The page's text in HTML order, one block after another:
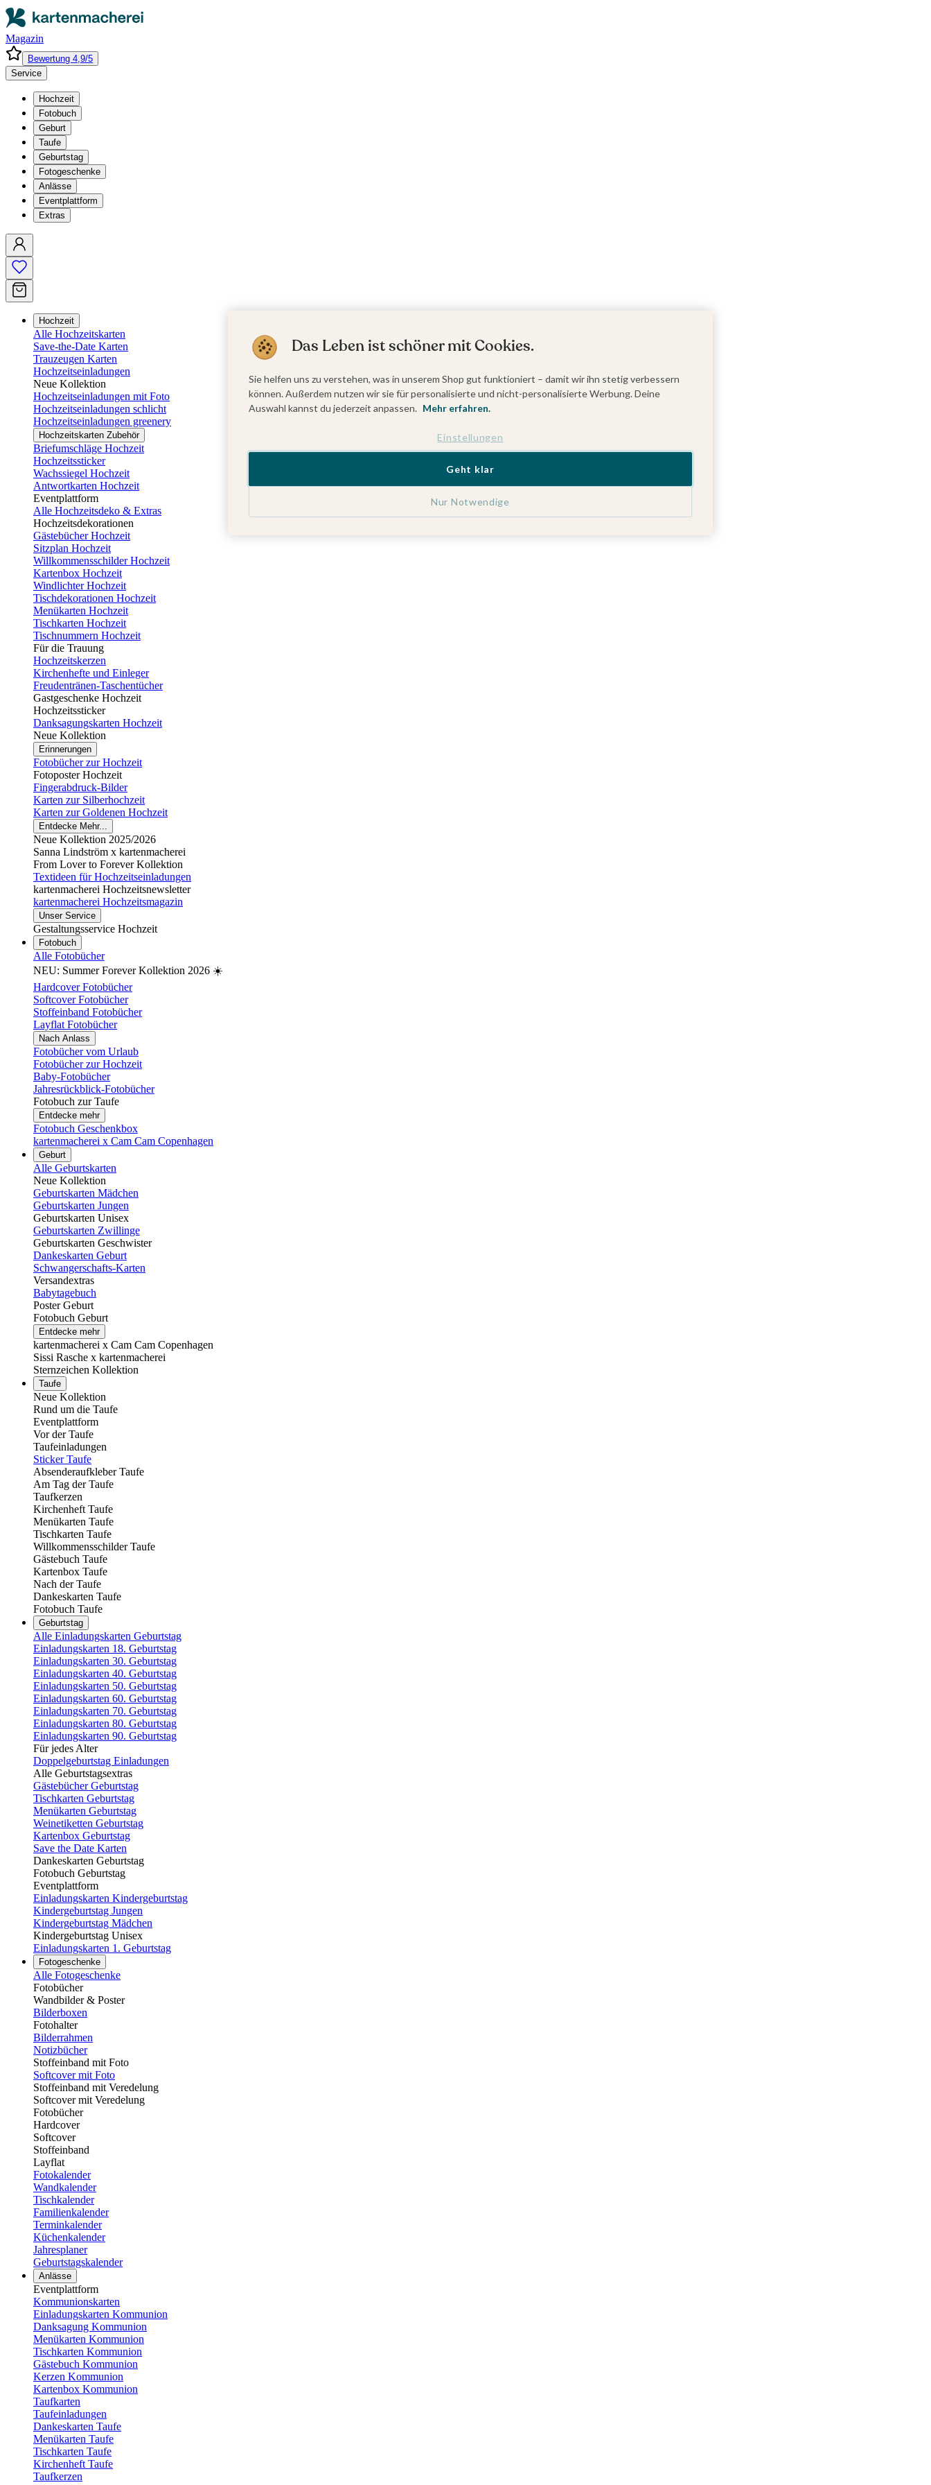
Magazin
Bewertung 4,9/5
Service
Hochzeit
Fotobuch
Geburt
Taufe
Geburtstag
Fotogeschenke
Anlässe
Eventplattform
Extras
Hochzeit
Alle Hochzeitskarten
Save-the-Date Karten
Trauzeugen Karten
Hochzeitseinladungen
Neue Kollektion
Hochzeitseinladungen mit Foto
Hochzeitseinladungen schlicht
Hochzeitseinladungen greenery
Hochzeitskarten Zubehör
Briefumschläge Hochzeit
Hochzeitssticker
Wachssiegel Hochzeit
Antwortkarten Hochzeit
Eventplattform
Alle Hochzeitsdeko & Extras
Hochzeitsdekorationen
Gästebücher Hochzeit
Sitzplan Hochzeit
Willkommensschilder Hochzeit
Kartenbox Hochzeit
Windlichter Hochzeit
Tischdekorationen Hochzeit
Menükarten Hochzeit
Tischkarten Hochzeit
Tischnummern Hochzeit
Für die Trauung
Hochzeitskerzen
Kirchenhefte und Einleger
Freudentränen-Taschentücher
Gastgeschenke Hochzeit
Hochzeitssticker
Danksagungskarten Hochzeit
Neue Kollektion
Erinnerungen
Fotobücher zur Hochzeit
Fotoposter Hochzeit
Fingerabdruck-Bilder
Karten zur Silberhochzeit
Karten zur Goldenen Hochzeit
Entdecke Mehr...
Neue Kollektion 2025/2026
Sanna Lindström x kartenmacherei
From Lover to Forever Kollektion
Textideen für Hochzeitseinladungen
kartenmacherei Hochzeitsnewsletter
kartenmacherei Hochzeitsmagazin
Unser Service
Gestaltungsservice Hochzeit
Fotobuch
Alle Fotobücher
NEU: Summer Forever Kollektion 2026 ☀️
Hardcover Fotobücher
Softcover Fotobücher
Stoffeinband Fotobücher
Layflat Fotobücher
Nach Anlass
Fotobücher vom Urlaub
Fotobücher zur Hochzeit
Baby-Fotobücher
Jahresrückblick-Fotobücher
Fotobuch zur Taufe
Entdecke mehr
Fotobuch Geschenkbox
kartenmacherei x Cam Cam Copenhagen
Geburt
Alle Geburtskarten
Neue Kollektion
Geburtskarten Mädchen
Geburtskarten Jungen
Geburtskarten Unisex
Geburtskarten Zwillinge
Geburtskarten Geschwister
Dankeskarten Geburt
Schwangerschafts-Karten
Versandextras
Babytagebuch
Poster Geburt
Fotobuch Geburt
Entdecke mehr
kartenmacherei x Cam Cam Copenhagen
Sissi Rasche x kartenmacherei
Sternzeichen Kollektion
Taufe
Neue Kollektion
Rund um die Taufe
Eventplattform
Vor der Taufe
Taufeinladungen
Sticker Taufe
Absenderaufkleber Taufe
Am Tag der Taufe
Taufkerzen
Kirchenheft Taufe
Menükarten Taufe
Tischkarten Taufe
Willkommensschilder Taufe
Gästebuch Taufe
Kartenbox Taufe
Nach der Taufe
Dankeskarten Taufe
Fotobuch Taufe
Geburtstag
Alle Einladungskarten Geburtstag
Einladungskarten 18. Geburtstag
Einladungskarten 30. Geburtstag
Einladungskarten 40. Geburtstag
Einladungskarten 50. Geburtstag
Einladungskarten 60. Geburtstag
Einladungskarten 70. Geburtstag
Einladungskarten 80. Geburtstag
Einladungskarten 90. Geburtstag
Für jedes Alter
Doppelgeburtstag Einladungen
Alle Geburtstagsextras
Gästebücher Geburtstag
Tischkarten Geburtstag
Menükarten Geburtstag
Weinetiketten Geburtstag
Kartenbox Geburtstag
Save the Date Karten
Dankeskarten Geburtstag
Fotobuch Geburtstag
Eventplattform
Einladungskarten Kindergeburtstag
Kindergeburtstag Jungen
Kindergeburtstag Mädchen
Kindergeburtstag Unisex
Einladungskarten 1. Geburtstag
Fotogeschenke
Alle Fotogeschenke
Fotobücher
Wandbilder & Poster
Bilderboxen
Fotohalter
Bilderrahmen
Notizbücher
Stoffeinband mit Foto
Softcover mit Foto
Stoffeinband mit Veredelung
Softcover mit Veredelung
Fotobücher
Hardcover
Softcover
Stoffeinband
Layflat
Fotokalender
Wandkalender
Tischkalender
Familienkalender
Terminkalender
Küchenkalender
Jahresplaner
Geburtstagskalender
Anlässe
Eventplattform
Kommunionskarten
Einladungskarten Kommunion
Danksagung Kommunion
Menükarten Kommunion
Tischkarten Kommunion
Gästebuch Kommunion
Kerzen Kommunion
Kartenbox Kommunion
Taufkarten
Taufeinladungen
Dankeskarten Taufe
Menükarten Taufe
Tischkarten Taufe
Kirchenheft Taufe
Taufkerzen
Das Leben ist schöner mit Cookies.
Sie helfen uns zu verstehen, was in unserem Shop gut funktioniert – damit wir ihn stetig verbessern
können. Außerdem nutzen wir sie für personalisierte und nicht-personalisierte Werbung. Deine
Auswahl kannst du jederzeit anpassen. Mehr erfahren.
Einstellungen
Nur Notwendige
Geht klar